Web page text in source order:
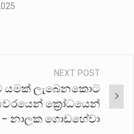
NEXT POST
යමක් ලැබෙනකොට
ක්‍රෝධයෙන්
– නාලක ගොඩහේවා